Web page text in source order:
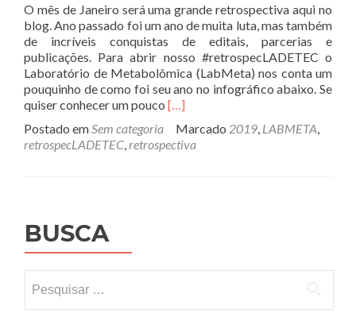
O mês de Janeiro será uma grande retrospectiva aqui no
blog. Ano passado foi um ano de muita luta, mas também
de incríveis conquistas de editais, parcerias e
publicações. Para abrir nosso #retrospecLADETEC o
Laboratório de Metabolômica (LabMeta) nos conta um
pouquinho de como foi seu ano no infográfico abaixo. Se
quiser conhecer um pouco Leia
sobre#retrospecLADETEC
–
[…]
Postado emSem categoria Marcado 2019, LABMETA,
retrospecLADETEC,retrospectiva
BUSCA
por: